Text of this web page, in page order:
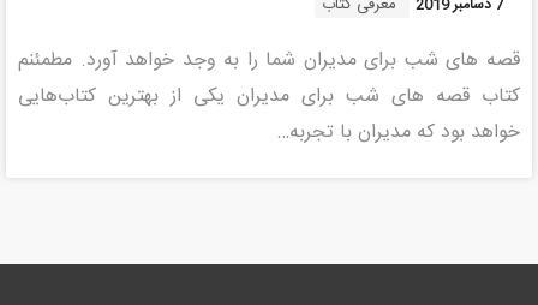
7 دسامبر 2019
قصه های شب برای مدیران شما را به وجد خواهد آورد. مطمئنم
کتاب قصه های شب برای مدیران یکی از بهترین کتاب­‌هایی
خواهد بود که مدیران با تجربه…